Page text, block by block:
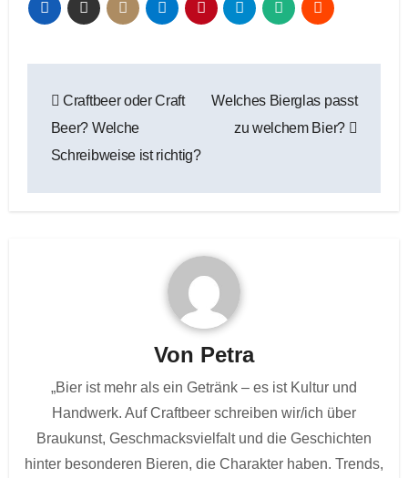
Craftbeer oder Craft
Beer? Welche
Schreibweise ist richtig?
Welches Bierglas passt
zu welchem Bier?
Von Petra
„Bier ist mehr als ein Getränk – es ist Kultur und
Handwerk. Auf Craftbeer schreiben wir/ich über
Braukunst, Geschmacksvielfalt und die Geschichten
hinter besonderen Bieren, die Charakter haben. Trends,